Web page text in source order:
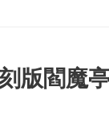
刻版閻魔